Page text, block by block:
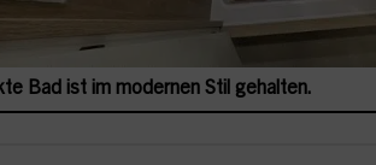
Bad ist im modernen Stil gehalten.